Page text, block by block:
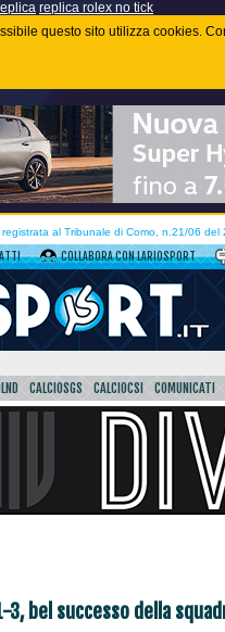
replica rolex no tick
questo sito utilizza cookies.
al Tribunale di Como, n.21/06 del
COLLABORA CON LARIOSPORT
CALCIOSGS CALCIOCSI COMUNICATI
3, bel successo della